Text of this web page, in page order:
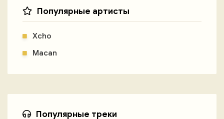
Популярные артисты
Xcho
Macan
Популярные треки